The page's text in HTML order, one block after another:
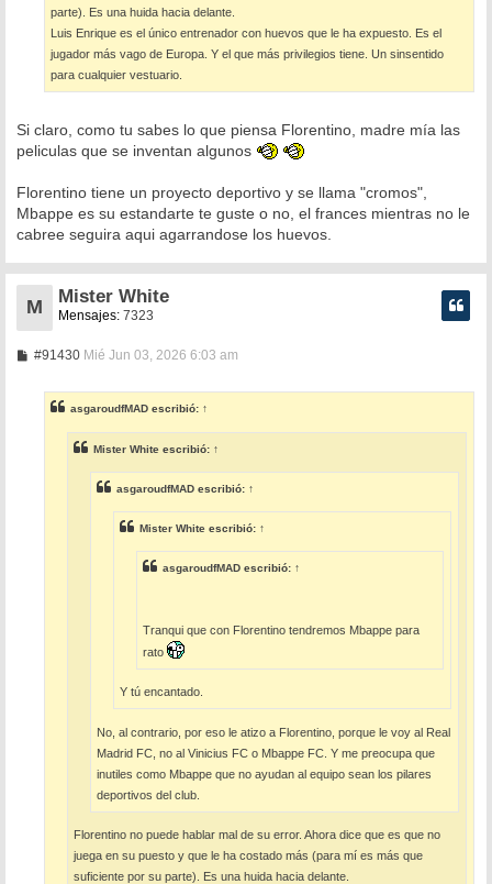
parte). Es una huida hacia delante.
Luis Enrique es el único entrenador con huevos que le ha expuesto. Es el
jugador más vago de Europa. Y el que más privilegios tiene. Un sinsentido
para cualquier vestuario.
Si claro, como tu sabes lo que piensa Florentino, madre mía las
peliculas que se inventan algunos
Florentino tiene un proyecto deportivo y se llama "cromos",
Mbappe es su estandarte te guste o no, el frances mientras no le
cabree seguira aqui agarrandose los huevos.
M
Mister White
Mensajes: 7323
#91430M
a
j
e
Mié Jun 03, 2026 6:03 am
asgaroudfMAD escribió: ↑
Mister White escribió: ↑
asgaroudfMAD escribió: ↑
Mister White escribió: ↑
asgaroudfMAD escribió: ↑
Tranqui que con Florentino tendremos Mbappe para
rato
Y tú encantado.
No, al contrario, por eso le atizo a Florentino, porque le voy al Real
Madrid FC, no al Vinicius FC o Mbappe FC. Y me preocupa que
inutiles como Mbappe que no ayudan al equipo sean los pilares
deportivos del club.
Florentino no puede hablar mal de su error. Ahora dice que es que no
juega en su puesto y que le ha costado más (para mí es más que
suficiente por su parte). Es una huida hacia delante.